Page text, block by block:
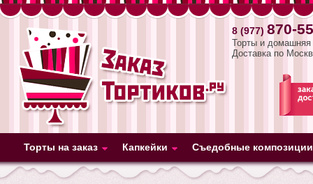
8 (977) 870-
Торты и домашняя
Доставка по
Торты на заказ Капкейки Съедобные композиции